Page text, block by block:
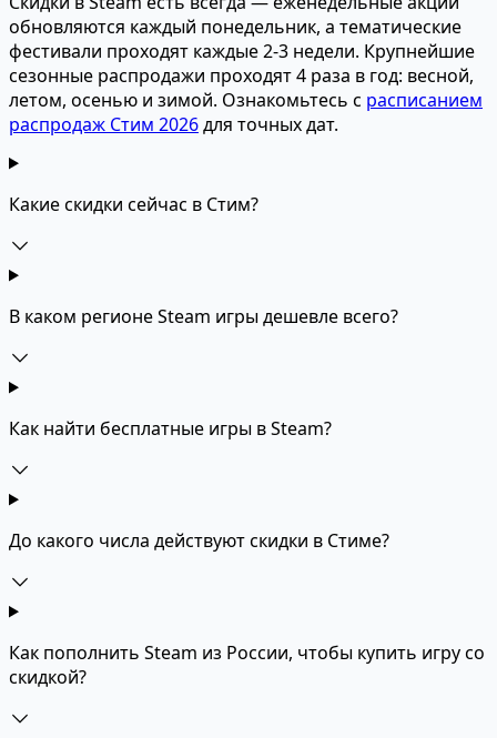
обновляются каждый понедельник, а тематические
фестивали проходят каждые 2-3 недели. Крупнейшие
сезонные распродажи проходят 4 раза в год: весной,
летом, осенью и зимой. Ознакомьтесь с расписанием
распродаж Стим 2026для точных дат.
Какие скидки сейчас в Стим?
В каком регионе Steam игры дешевле всего?
Как найти бесплатные игры в Steam?
До какого числа действуют скидки в Стиме?
Как пополнить Steam из России, чтобы купить игру со
скидкой?